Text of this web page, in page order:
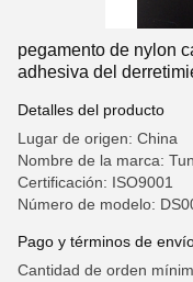
pegamento de nylon
adhesiva del
Detalles del producto
Lugar de origen: China
Nombre de la marca:
Certificación: ISO9001
Número de modelo:
Pago y términos de
Cantidad de orden